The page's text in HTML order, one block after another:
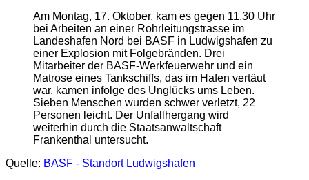
Am Montag, 17. Oktober, kam es gegen 11.30 Uhr
bei Arbeiten an einer Rohrleitungstrasse im
Landeshafen Nord bei BASF in Ludwigshafen zu
einer Explosion mit Folgebränden. Drei
Mitarbeiter der BASF-Werkfeuerwehr und ein
Matrose eines Tankschiffs, das im Hafen vertäut
war, kamen infolge des Unglücks ums Leben.
Sieben Menschen wurden schwer verletzt, 22
Personen leicht. Der Unfallhergang wird
weiterhin durch die Staatsanwaltschaft
Frankenthal untersucht.
Quelle: BASF - Standort Ludwigshafen